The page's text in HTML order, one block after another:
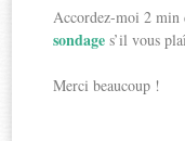
Accordez-moi 2 min
sondages’il vous
Merci beaucoup !